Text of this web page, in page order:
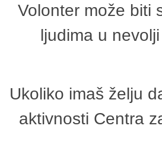
Volonter može biti
ljudima u
Ukoliko imaš želju
aktivnosti Centra